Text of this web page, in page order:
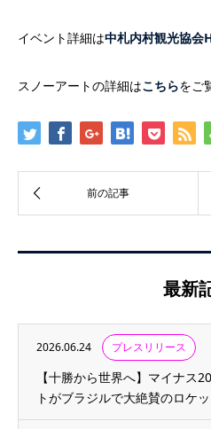
イベント詳細は中札内村観光協会
スノーアートの詳細はこちらをご
最新
2026.06.24 プレスリリース
【十勝から世界へ】マイナス
トがブラジルで大絶賛のロケ